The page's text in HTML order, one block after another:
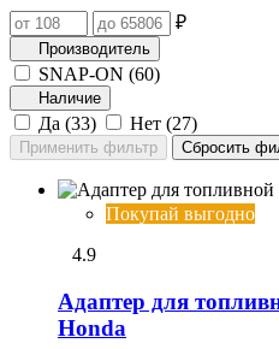
₽
Производитель
SNAP-ON (60)
Наличие
Да (33) Нет (27)
Покупай выгодно
4.9
Адаптер для
Honda